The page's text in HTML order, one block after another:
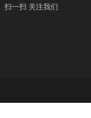
扫一扫 关注我们